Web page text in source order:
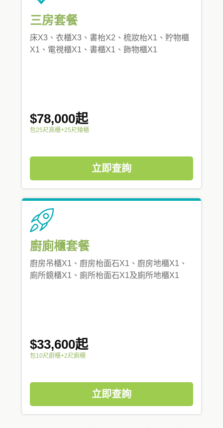
三房套餐
床X3、衣櫃X3、書枱X2、梳妝枱X1、貯物櫃
X1、電視櫃X1、書櫃X1、飾物櫃X1
$78,000起
包25尺高櫃+25尺矮櫃
立即查詢
廚廁櫃套餐
廚房吊櫃X1、廚房枱面石X1、廚房地櫃X1、
廁所鏡櫃X1、廁所枱面石X1及廁所地櫃X1
$33,600起
包10尺廚櫃+2尺廁櫃
立即查詢